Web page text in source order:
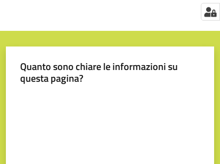
Quanto sono chiare le informazioni su
questa pagina?